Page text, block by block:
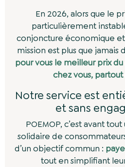
En 2026, alors que le
particulièrement
conjoncture économique
mission est plus que jamais
pour vous le meilleur prix
chez vous, partout
Notre service est
et sans
POEMOP, c’est avant
solidaire de
d’un objectif commun :
tout en simplifiant